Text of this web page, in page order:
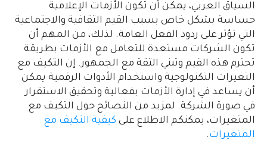
السياق العربي، يمكن أن تكون الأزمات الإعلامية
حساسة بشكل خاص بسبب القيم الثقافية والاجتماعية
التي تؤثر على ردود الفعل العامة. لذلك، من المهم أن
تكون الشركات مستعدة للتعامل مع الأزمات بطريقة
تحترم هذه القيم وتبني الثقة مع الجمهور. إن التكيف مع
التغيرات التكنولوجية واستخدام الأدوات الرقمية يمكن
أن يساعد في إدارة الأزمات بفعالية وتحقيق الاستقرار
في صورة الشركة. لمزيد من النصائح حول التكيف مع
المتغيرات، يمكنكم الاطلاع على كيفية التكيف مع
المتغيرات.